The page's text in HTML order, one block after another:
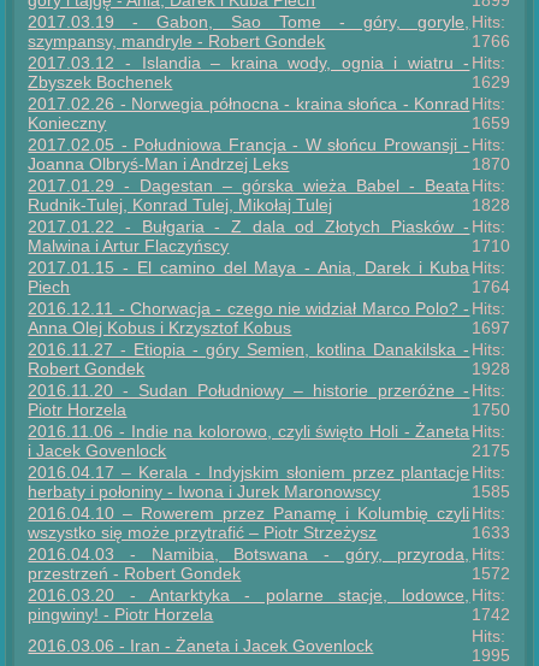
2017.03.19 - Gabon, Sao Tome - góry, goryle,
szympansy, mandryle - Robert Gondek
Hits:
1766
2017.03.12 - Islandia – kraina wody, ognia i wiatru -
Zbyszek Bochenek
Hits:
1629
2017.02.26 - Norwegia północna - kraina słońca - Konrad
Konieczny
Hits:
1659
2017.02.05 - Południowa Francja - W słońcu Prowansji -
Joanna Olbryś-Man i Andrzej Leks
Hits:
1870
2017.01.29 - Dagestan – górska wieża Babel - Beata
Rudnik-Tulej, Konrad Tulej, Mikołaj Tulej
Hits:
1828
2017.01.22 - Bułgaria - Z dala od Złotych Piasków -
Malwina i Artur Flaczyńscy
Hits:
1710
2017.01.15 - El camino del Maya - Ania, Darek i Kuba
Piech
Hits:
1764
2016.12.11 - Chorwacja - czego nie widział Marco Polo? -
Anna Olej Kobus i Krzysztof Kobus
Hits:
1697
2016.11.27 - Etiopia - góry Semien, kotlina Danakilska -
Robert Gondek
Hits:
1928
2016.11.20 - Sudan Południowy – historie przeróżne -
Piotr Horzela
Hits:
1750
2016.11.06 - Indie na kolorowo, czyli święto Holi - Żaneta
i Jacek Govenlock
Hits:
2175
2016.04.17 – Kerala - Indyjskim słoniem przez plantacje
herbaty i połoniny - Iwona i Jurek Maronowscy
Hits:
1585
2016.04.10 – Rowerem przez Panamę i Kolumbię czyli
wszystko się może przytrafić – Piotr Strzeżysz
Hits:
1633
2016.04.03 - Namibia, Botswana - góry, przyroda,
przestrzeń - Robert Gondek
Hits:
1572
2016.03.20 - Antarktyka - polarne stacje, lodowce,
pingwiny! - Piotr Horzela
Hits:
1742
2016.03.06 - Iran - Żaneta i Jacek Govenlock
Hits:
1995